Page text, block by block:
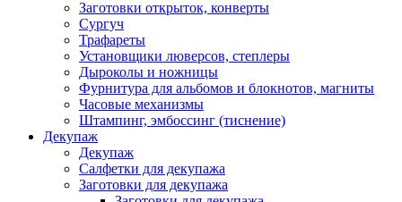
Заготовки открыток, конверты
Сургуч
Трафареты
Установщики люверсов, степлеры
Дыроколы и ножницы
Фурнитура для альбомов и блокнотов, магниты
Часовые механизмы
Штампинг, эмбоссинг (тиснение)
Декупаж
Декупаж
Салфетки для декупажа
Заготовки для декупажа